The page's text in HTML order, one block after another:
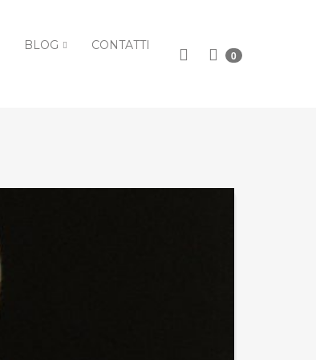
BLOG CONTATTI
0